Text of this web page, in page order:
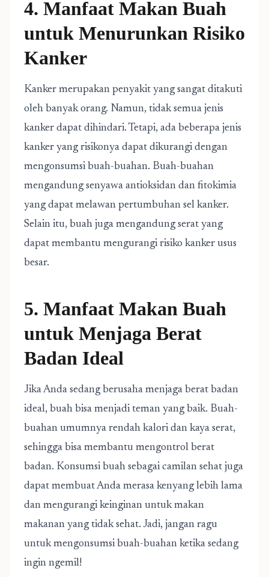
4. Manfaat Makan Buah
untuk Menurunkan Risiko
Kanker
Kanker merupakan penyakit yang sangat ditakuti
oleh banyak orang. Namun, tidak semua jenis
kanker dapat dihindari. Tetapi, ada beberapa jenis
kanker yang risikonya dapat dikurangi dengan
mengonsumsi buah-buahan. Buah-buahan
mengandung senyawa antioksidan dan fitokimia
yang dapat melawan pertumbuhan sel kanker.
Selain itu, buah juga mengandung serat yang
dapat membantu mengurangi risiko kanker usus
besar.
5. Manfaat Makan Buah
untuk Menjaga Berat
Badan Ideal
Jika Anda sedang berusaha menjaga berat badan
ideal, buah bisa menjadi teman yang baik. Buah-
buahan umumnya rendah kalori dan kaya serat,
sehingga bisa membantu mengontrol berat
badan. Konsumsi buah sebagai camilan sehat juga
dapat membuat Anda merasa kenyang lebih lama
dan mengurangi keinginan untuk makan
makanan yang tidak sehat. Jadi, jangan ragu
untuk mengonsumsi buah-buahan ketika sedang
ingin ngemil!